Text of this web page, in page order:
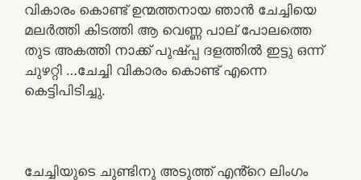
വികാരം കൊണ്ട് ഉന്മത്തനായ ഞാൻ ചേച്ചിയെ
മലർത്തി കിടത്തി ആ വെണ്ണ പാല് പോലത്തെ
തുട അകത്തി നാക്ക് പുഷ്പ്പ ദളത്തിൽ ഇട്ടു ഒന്ന്
ചുഴറ്റി …ചേച്ചി വികാരം കൊണ്ട് എന്നെ
കെട്ടിപിടിച്ചു.
ചേച്ചിയുടെ ചുണ്ടിനു അടുത്ത് എൻ്റെ ലിംഗം